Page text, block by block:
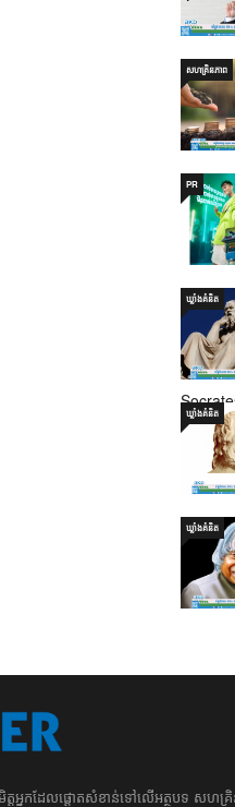
សហគ្រិនភាព
PR
ឃ្លាំង​គំនិត
21 Oct
ឃ្លាំង​គំនិត
ឃ្លាំង​គំនិត
ត​អ្នក​ដែល​ផ្ដោត​សំខាន់​ទៅ​លើ​អត្ថបទ​ សហ